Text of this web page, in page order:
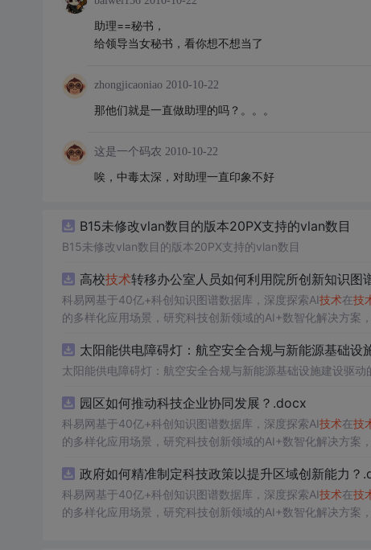
助理==秘书，
给领导当女秘书，看你想不想当了
zhongjicaoniao 2010-10-22
那他们就是一直做助理的吗？。。。
这是一个码农 2010-10-22
唉，中毒太深，对助理一直印象不好
B15未修改vlan数目的版本20PX支持的vlan数目
B15未修改vlan数目的版本20PX支持的vlan数目
高校技术转移办公室人员如何利用院所创新知识图
科易网基于40亿+科创知识图谱数据库，深度探索AI技术在技
的多样化应用场景，研究科技创新领域的AI+数智化解决方案
太阳能供电障碍灯：航空安全合规与新能源基础
太阳能供电障碍灯：航空安全合规与新能源基础设施建设驱动
园区如何推动科技企业协同发展？.docx
科易网基于40亿+科创知识图谱数据库，深度探索AI技术在技
的多样化应用场景，研究科技创新领域的AI+数智化解决方案
政府如何精准制定科技政策以提升区域创新能力？
科易网基于40亿+科创知识图谱数据库，深度探索AI技术在技
的多样化应用场景，研究科技创新领域的AI+数智化解决方案